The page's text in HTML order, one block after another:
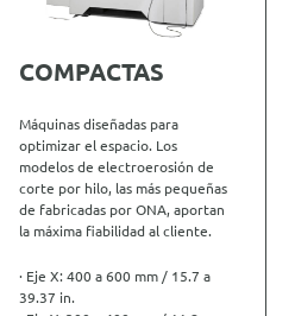
COMPACTAS
Máquinas diseñadas para
optimizar el espacio. Los
modelos de electroerosión de
corte por hilo, las más pequeñas
de fabricadas por ONA, aportan
la máxima fiabilidad al cliente.
· Eje X: 400 a 600 mm / 15.7 a
39.37 in.